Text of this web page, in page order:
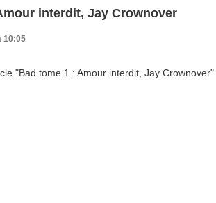
interdit, Jay Crownover
10:05